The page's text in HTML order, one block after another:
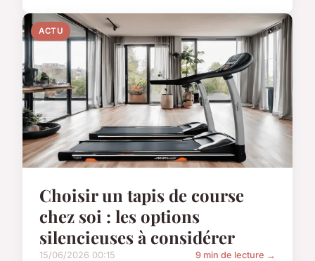
ACTU
Choisir un tapis de course
chez soi : les options
silencieuses à considérer
15/06/2026 00:15 9 min de lecture →